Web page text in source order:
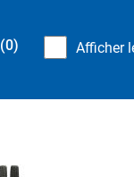
Afficher
(0)